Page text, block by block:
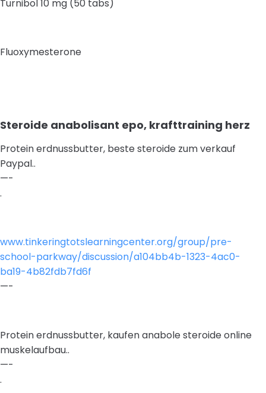
Turnibol 10 mg (50 tabs)
Fluoxymesterone
Steroide anabolisant epo, krafttraining herz
Protein erdnussbutter, beste steroide zum verkauf
Paypal..
—-
.
www.tinkeringtotslearningcenter.org/group/pre-
school-parkway/discussion/a104bb4b-1323-4ac0-
ba19-4b82fdb7fd6f
—-
Protein erdnussbutter, kaufen anabole steroide online
muskelaufbau..
—-
.